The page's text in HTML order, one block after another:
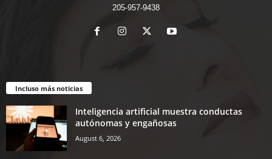
205-957-9438
Incluso más noticias
Inteligencia artificial muestra conductas
autónomas y engañosas
August 6, 2026